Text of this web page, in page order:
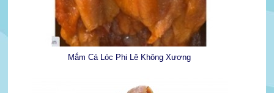
Mắm Cá Lóc Phi Lê Không Xương